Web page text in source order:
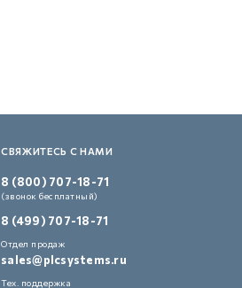
СВЯЖИТЕСЬ С НАМИ
8 (800) 707-18-71
(звонок бесплатный)
8 (499) 707-18-71
Отдел продаж
sales@plcsystems.ru
Тех. поддержка